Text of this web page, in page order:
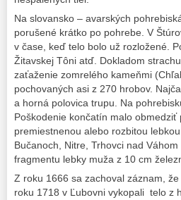
Na slovansko – avarských
porušené krátko po pohrebe. V
v čase, keď telo bolo už rozložené.
Žitavskej Tôni atď. Dokladom
zaťaženie zomrelého kameňmi
pochovaných asi z 270 hrobov.
a horná polovica trupu. Na
Poškodenie končatín malo
premiestnenou alebo rozbitou
Bučanoch, Nitre, Trhovci nad
fragmentu lebky muža z 10 cm
Z roku 1666 sa zachoval záznam,
roku 1718 v Ľubovni vykopali telo z